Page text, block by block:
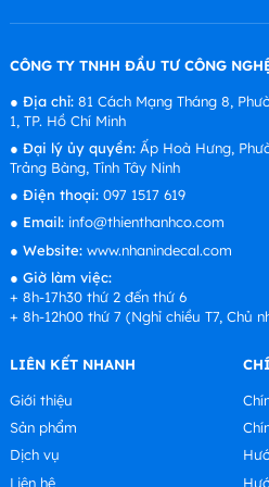
CÔNG TY TNHH ĐẦU TƯ CÔNG
● Địa chỉ:81 Cách Mạng Tháng 8,
1, TP. Hồ Chí Minh
● Đại lý ủy quyền:Ấp Hoà Hưng,
Trảng Bàng, Tỉnh Tây Ninh
● Điện thoại: 097 1517 619
● Email: info@thienthanhco.com
● Website:www.nhanindecal.com
● Giờ làm việc:
+ 8h-17h30 thứ 2 đến thứ 6
+ 8h-12h00 thứ 7 (Nghỉ chiều T7, Chủ
LIÊN KẾT NHANH
Giới thiệu
Sản phẩm
Dịch vụ
Liên hệ